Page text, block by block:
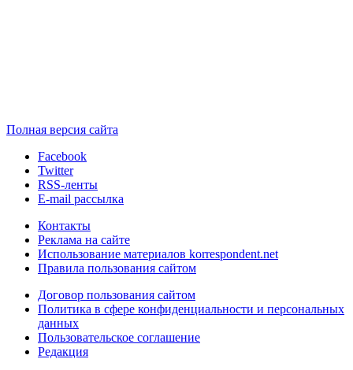
Полная версия сайта
Facebook
Twitter
RSS-ленты
E-mail рассылка
Контакты
Реклама на сайте
Использование материалов korrespondent.net
Правила пользования сайтом
Договор пользования сайтом
Политика в сфере конфиденциальности и персональных
данных
Пользовательское соглашение
Редакция